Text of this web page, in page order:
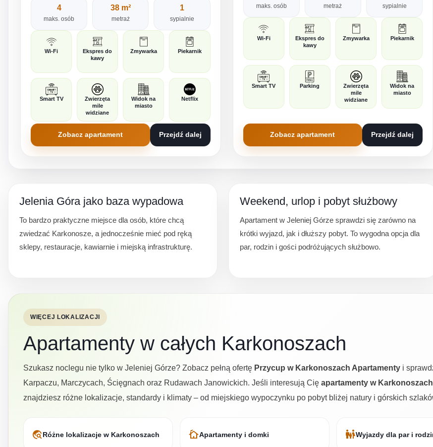
4
maks. osób
38 m²
metraż
1
sypialnie
Wi-Fi
Ekspres do
kawy
Zmywarka Piekarnik
Smart TV
Zwierzęta
mile
widziane
Widok na
miasto
Netflix
Zobacz apartament Przejdź dalej
maks. osób metraż sypialnie
Wi-Fi
Ekspres do
kawy
Zmywarka Piekarnik
Smart TV Parking
Zwierzęta
mile
widziane
Widok na
miasto
Zobacz apartament Przejdź dalej
Jelenia Góra jako baza wypadowa
To bardzo praktyczne miejsce dla osób, które chcą
zwiedzać Karkonosze, a jednocześnie mieć pod ręką
sklepy, restauracje, kawiarnie i miejską infrastrukturę.
Weekend, urlop i pobyt służbowy
Apartament w Jeleniej Górze sprawdzi się zarówno na
krótki wyjazd, jak i dłuższy pobyt. To wygodna opcja dla
par, rodzin i gości podróżujących służbowo.
WIĘCEJ LOKALIZACJI
Apartamenty w całych Karkonoszach
Szukasz noclegu nie tylko w Jeleniej Górze? Zobacz pełną ofertę Przycup w Karkonoszach Apartamenty i
Karpaczu, Marczycach, Ścięgnach oraz Rudawach Janowickich. Jeśli interesują Cię apartamenty w Karkonoszach
znajdziesz różne lokalizacje, standardy i klimaty – od miejskiego wypoczynku po pobyt bliżej natury i górskich
travel_exploreRóżne lokalizacje w Karkonoszach cottageApartamenty i domki family_restroomWyjazdy dla par i